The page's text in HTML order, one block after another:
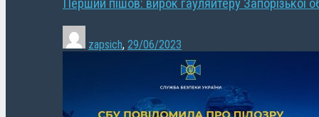
Перший пішов: вирок гауляйтеру Запорізької
zapsich, 29/06/2023